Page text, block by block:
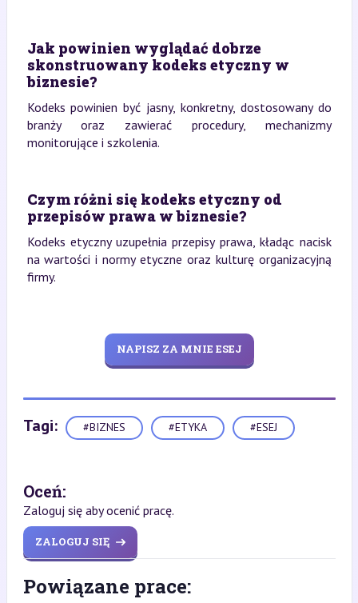
Jak powinien wyglądać dobrze
skonstruowany kodeks etyczny w
biznesie?
Kodeks powinien być jasny, konkretny, dostosowany do
branży oraz zawierać procedury, mechanizmy
monitorujące i szkolenia.
Czym różni się kodeks etyczny od
przepisów prawa w biznesie?
Kodeks etyczny uzupełnia przepisy prawa, kładąc nacisk
na wartości i normy etyczne oraz kulturę organizacyjną
firmy.
NAPISZ ZA MNIE ESEJ
Tagi: #BIZNES #ETYKA #ESEJ
Oceń:
Zaloguj się aby ocenić pracę.
ZALOGUJ SIĘ
Powiązane prace: